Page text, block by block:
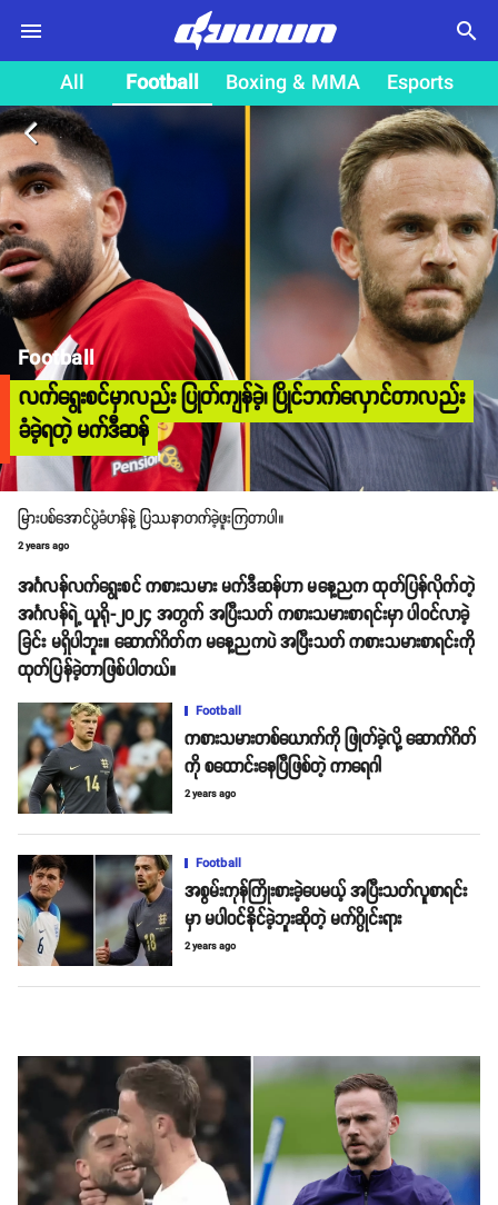
search
All Football Boxing & MMA Esports
arrow_back_ios
Football
လက်ရွေးစင်မှာလည်း ပြုတ်ကျန်ခဲ့၊ ပြိုင်ဘက်လှောင်တာလည်း
ခံခဲ့ရတဲ့ မက်ဒီဆန်
မြားပစ်အောင်ပွဲခံဟန်နဲ့ ပြဿနာတက်ခဲ့ဖူးကြတာပါ။
2 years ago
အင်္ဂလန်လက်ရွေးစင် ကစားသမား မက်ဒီဆန်ဟာ မနေ့ညက ထုတ်ပြန်လိုက်တဲ့
အင်္ဂလန်ရဲ့ ယူရို-၂၀၂၄ အတွက် အပြီးသတ် ကစားသမားစာရင်းမှာ ပါဝင်လာခဲ့
ခြင်း မရှိပါဘူး။ ဆောက်ဂိတ်က မနေ့ညကပဲ အပြီးသတ် ကစားသမားစာရင်းကို
ထုတ်ပြန်ခဲ့တာဖြစ်ပါတယ်။
Football
ကစားသမားတစ်ယောက်ကို ဖြုတ်ခဲ့လို့ ဆောက်ဂိတ်
ကို စထောင်းနေပြီဖြစ်တဲ့ ကာရေဂါ
2 years ago
Football
အစွမ်းကုန်ကြိုးစားခဲ့ပေမယ့် အပြီးသတ်လူစာရင်း
မှာ မပါဝင်နိုင်ခဲ့ဘူးဆိုတဲ့ မက်ဂွိုင်းရား
2 years ago